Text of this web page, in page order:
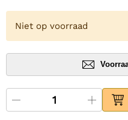
Niet op voorraad